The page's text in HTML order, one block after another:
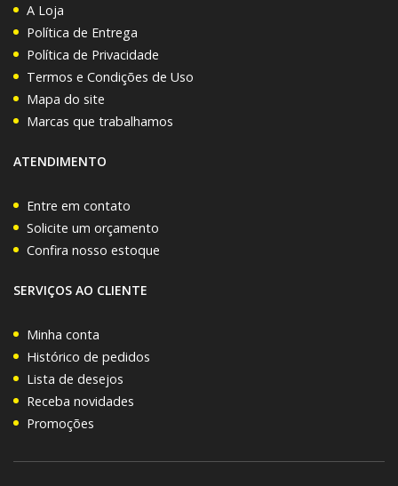
A Loja
Política de Entrega
Política de Privacidade
Termos e Condições de Uso
Mapa do site
Marcas que trabalhamos
ATENDIMENTO
Entre em contato
Solicite um orçamento
Confira nosso estoque
SERVIÇOS AO CLIENTE
Minha conta
Histórico de pedidos
Lista de desejos
Receba novidades
Promoções